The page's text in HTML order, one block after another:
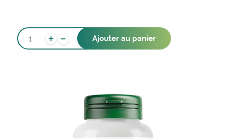
QUANTITÉ
DE
+ - Ajouter au panier